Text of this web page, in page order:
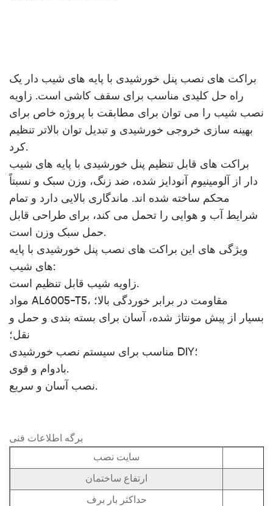
براکت های نصب پنل خورشیدی با پایه های شیب دار یک
راه حل کلیدی مناسب برای سقف کاشی است. زاویه
نصب شیب را می توان برای مطابقت با پروژه خاص برای
بهینه سازی خروجی خورشیدی و تبدیل توان بالاتر تنظیم
کرد.
براکت های قابل تنظیم پنل خورشیدی با پایه های شیب
دار از آلومینیوم آنودایز شده، ضد زنگ، وزن سبک و نسبتاً
محکم ساخته شده اند. ماندگاری بالایی دارد و تمام
شرایط آب و هوایی را تحمل می کند، برای طراحی قابل
حمل سبک وزن است.
ویژگی های این براکت های نصب پنل خورشیدی با پایه
های شیب:
زاویه شیب قابل تنظیم است.
مواد AL6005-T5، مقاومت در برابر خوردگی بالا؛
بسیار از پیش مونتاژ شده، آسان برای بسته بندی و حمل و
نقل؛
مناسب برای سیستم نصب خورشیدی DIY؛
بادوام و قوی.
نصب آسان و سریع.
برگه اطلاعات فنی
سایت نصب
ارتفاع ساختمان
حداکثر بار برف